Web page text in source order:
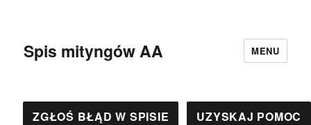
Spis mityngów AA MENU
ZGŁOŚ BŁĄD W SPISIE UZYSKAJ POMOC